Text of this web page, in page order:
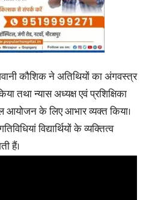
कौशिक ने अतिथियों का अंगवस्त्र
तथा न्यास अध्यक्ष एवं प्रशिक्षिका
आयोजन के लिए आभार व्यक्त किया।
विद्यार्थियों के व्यक्तित्व
हैं।